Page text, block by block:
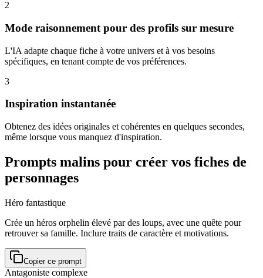
2
Mode raisonnement pour des profils sur mesure
L'IA adapte chaque fiche à votre univers et à vos besoins
spécifiques, en tenant compte de vos préférences.
3
Inspiration instantanée
Obtenez des idées originales et cohérentes en quelques secondes,
même lorsque vous manquez d'inspiration.
Prompts malins pour créer vos fiches de
personnages
Héro fantastique
Crée un héros orphelin élevé par des loups, avec une quête pour
retrouver sa famille. Inclure traits de caractère et motivations.
Copier ce prompt
Antagoniste complexe